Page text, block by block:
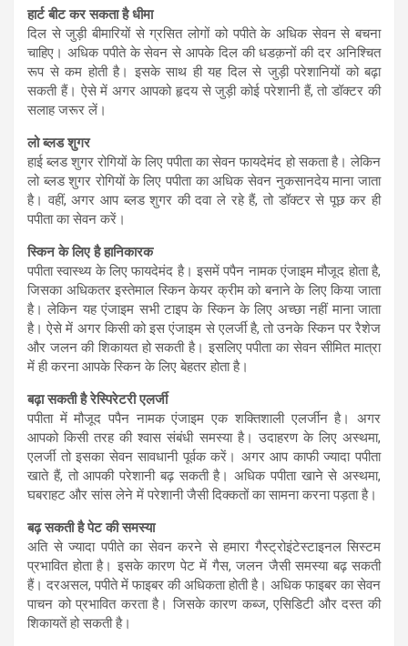
हार्ट बीट कर सकता है धीमा
दिल से जुड़ी बीमारियों से ग्रसित लोगों को पपीते के अधिक सेवन से बचना
चाहिए। अधिक पपीते के सेवन से आपके दिल की धडक़नों की दर अनिश्चित
रूप से कम होती है। इसके साथ ही यह दिल से जुड़ी परेशानियों को बढ़ा
सकती हैं। ऐसे में अगर आपको हृदय से जुड़ी कोई परेशानी हैं, तो डॉक्टर की
सलाह जरूर लें।
लो ब्लड शुगर
हाई ब्लड शुगर रोगियों के लिए पपीता का सेवन फायदेमंद हो सकता है। लेकिन
लो ब्लड शुगर रोगियों के लिए पपीता का अधिक सेवन नुकसानदेय माना जाता
है। वहीं, अगर आप ब्लड शुगर की दवा ले रहे हैं, तो डॉक्टर से पूछ कर ही
पपीता का सेवन करें।
स्किन के लिए है हानिकारक
पपीता स्वास्थ्य के लिए फायदेमंद है। इसमें पपैन नामक एंजाइम मौजूद होता है,
जिसका अधिकतर इस्तेमाल स्किन केयर क्रीम को बनाने के लिए किया जाता
है। लेकिन यह एंजाइम सभी टाइप के स्किन के लिए अच्छा नहीं माना जाता
है। ऐसे में अगर किसी को इस एंजाइम से एलर्जी है, तो उनके स्किन पर रैशेज
और जलन की शिकायत हो सकती है। इसलिए पपीता का सेवन सीमित मात्रा
में ही करना आपके स्किन के लिए बेहतर होता है।
बढ़ा सकती है रेस्पिरेटरी एलर्जी
पपीता में मौजूद पपैन नामक एंजाइम एक शक्तिशाली एलर्जीन है। अगर
आपको किसी तरह की श्वास संबंधी समस्या है। उदाहरण के लिए अस्थमा,
एलर्जी तो इसका सेवन सावधानी पूर्वक करें। अगर आप काफी ज्यादा पपीता
खाते हैं, तो आपकी परेशानी बढ़ सकती है। अधिक पपीता खाने से अस्थमा,
घबराहट और सांस लेने में परेशानी जैसी दिक्कतों का सामना करना पड़ता है।
बढ़ सकती है पेट की समस्या
अति से ज्यादा पपीते का सेवन करने से हमारा गैस्ट्रोइंटेस्टाइनल सिस्टम
प्रभावित होता है। इसके कारण पेट में गैस, जलन जैसी समस्या बढ़ सकती
हैं। दरअसल, पपीते में फाइबर की अधिकता होती है। अधिक फाइबर का सेवन
पाचन को प्रभावित करता है। जिसके कारण कब्ज, एसिडिटी और दस्त की
शिकायतें हो सकती है।